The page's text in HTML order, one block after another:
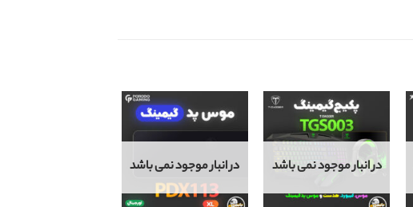
در انبار موجود نمی باشد در انبار موجود نمی باشد